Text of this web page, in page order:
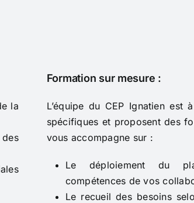
la
Formation sur mesure :
L’équipe du CEP Ignatien est
spécifiques et proposent des
vous accompagne sur :
Le déploiement du
compétences de vos
Le recueil des besoins